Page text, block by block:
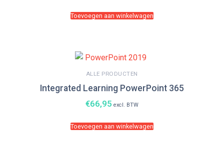
Toevoegen aan winkelwagen
ALLE PRODUCTEN
Integrated Learning PowerPoint 365
€66,95 excl. BTW
Toevoegen aan winkelwagen